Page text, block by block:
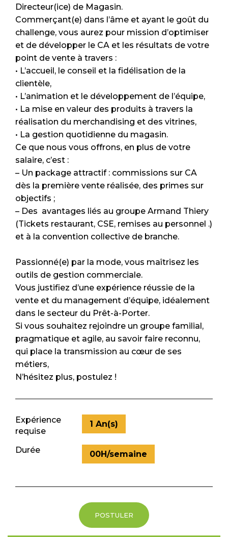
Directeur(ice) de Magasin.
Commerçant(e) dans l’âme et ayant le goût du
challenge, vous aurez pour mission d’optimiser
et de développer le CA et les résultats de votre
point de vente à travers :
• L’accueil, le conseil et la fidélisation de la
clientèle,
• L’animation et le développement de l’équipe,
• La mise en valeur des produits à travers la
réalisation du merchandising et des vitrines,
• La gestion quotidienne du magasin.
Ce que nous vous offrons, en plus de votre
salaire, c’est :
– Un package attractif : commissions sur CA
dès la première vente réalisée, des primes sur
objectifs ;
– Des avantages liés au groupe Armand Thiery
(Tickets restaurant, CSE, remises au personnel .)
et à la convention collective de branche.
Passionné(e) par la mode, vous maîtrisez les
outils de gestion commerciale.
Vous justifiez d’une expérience réussie de la
vente et du management d’équipe, idéalement
dans le secteur du Prêt-à-Porter.
Si vous souhaitez rejoindre un groupe familial,
pragmatique et agile, au savoir faire reconnu,
qui place la transmission au cœur de ses
métiers,
N’hésitez plus, postulez !
Expérience
requise
1 An(s)
Durée 00H/semaine
POSTULER